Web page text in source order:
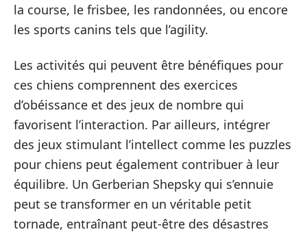
la course, le frisbee, les randonnées, ou encore
les sports canins tels que l’agility.
Les activités qui peuvent être bénéfiques pour
ces chiens comprennent des exercices
d’obéissance et des jeux de nombre qui
favorisent l’interaction. Par ailleurs, intégrer
des jeux stimulant l’intellect comme les puzzles
pour chiens peut également contribuer à leur
équilibre. Un Gerberian Shepsky qui s’ennuie
peut se transformer en un véritable petit
tornade, entraînant peut-être des désastres